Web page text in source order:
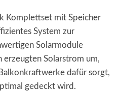
Komplettset mit Speicher
System zur
Solarmodule
erzeugten Solarstrom um,
dafür sorgt,
gedeckt wird.